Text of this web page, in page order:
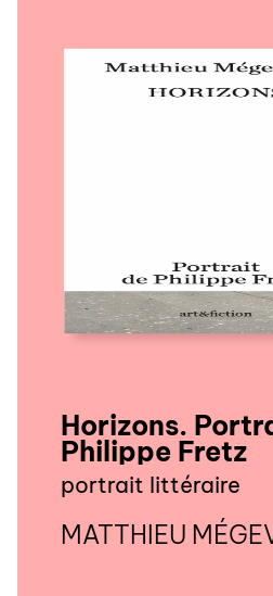
Horizons.
Philippe Fretz
portrait littéraire
MATTHIEU